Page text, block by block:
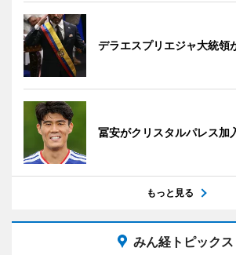
デラエスプリエジャ大統領
冨安がクリスタルパレス加
もっと見る
みん経トピックス